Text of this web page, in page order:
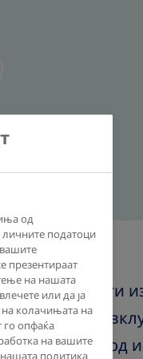
болест што ги
состојби,
ризик од
од
податоци
презентираат
на нашата
или да ја
колачињата на
го опфаќа
на вашите